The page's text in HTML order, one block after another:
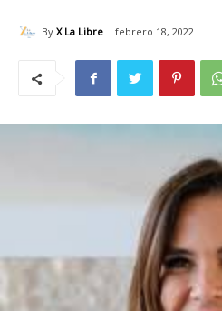
By X La Libre febrero 18, 2022